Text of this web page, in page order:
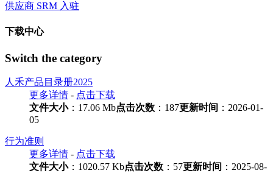
供应商 SRM 入驻
下载中心
Switch the category
人禾产品目录册2025
更多详情 - 点击下载
文件大小：17.06 Mb点击次数 ：187更新时间 ：2026-01-
05
行为准则
更多详情 - 点击下载
文件大小：1020.57 Kb点击次数 ：57更新时间 ：2025-08-